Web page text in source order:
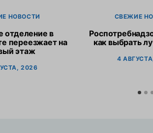
НОВОСТИ
отделение в
переезжает на
этаж
2026
СВЕЖИЕ
как выбрать
4